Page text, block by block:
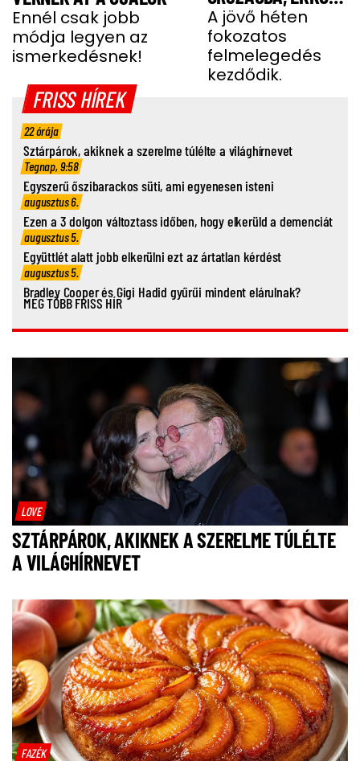
Ennél csak jobb
módja legyen az
ismerkedésnek!
ÉR IDE
A jövő héten
fokozatos
felmelegedés
kezdődik.
FRISS HÍREK
22 órája
Sztárpárok, akiknek a szerelme túlélte a világhírnevet
Tegnap, 9:58
Egyszerű őszibarackos süti, ami egyenesen isteni
augusztus 6.
Ezen a 3 dolgon változtass időben, hogy elkerüld a demenciát
augusztus 5.
Együttlét alatt jobb elkerülni ezt az ártatlan kérdést
augusztus 5.
Bradley Cooper és Gigi Hadid gyűrűi mindent elárulnak?
MÉG TÖBB FRISS HÍR
LOVE
SZTÁRPÁROK, AKIKNEK A SZERELME TÚLÉLTE
A VILÁGHÍRNEVET
FAZÉK